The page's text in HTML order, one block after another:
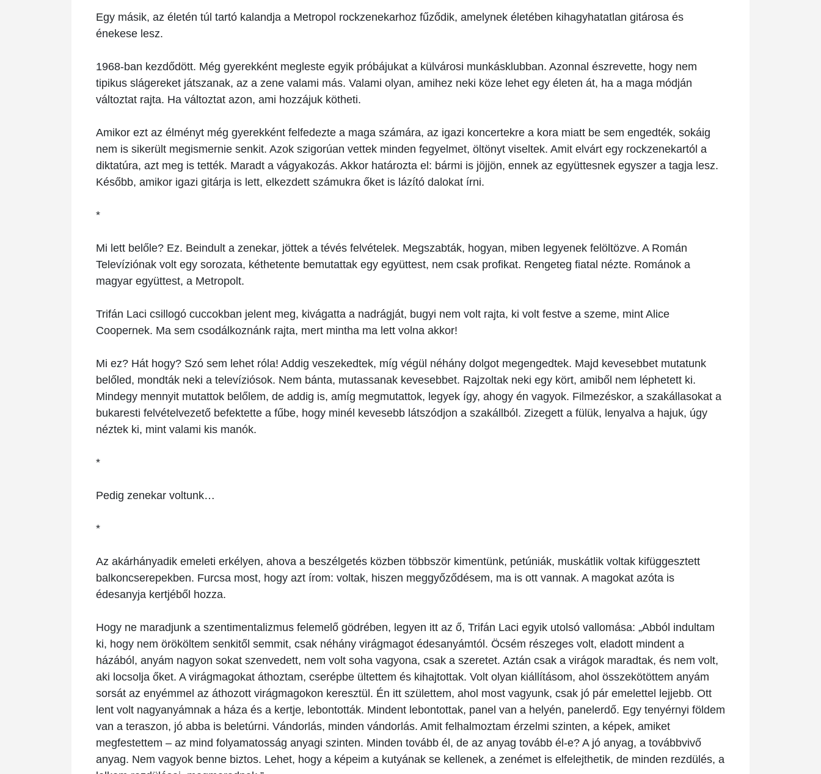
Egy másik, az életén túl tartó kalandja a Metropol rockzenekarhoz fűződik, amelynek életében kihagyhatatlan gitárosa és
énekese lesz.
1968-ban kezdődött. Még gyerekként megleste egyik próbájukat a külvárosi munkásklubban. Azonnal észrevette, hogy nem
tipikus slágereket játszanak, az a zene valami más. Valami olyan, amihez neki köze lehet egy életen át, ha a maga módján
változtat rajta. Ha változtat azon, ami hozzájuk kötheti.
Amikor ezt az élményt még gyerekként felfedezte a maga számára, az igazi koncertekre a kora miatt be sem engedték, sokáig
nem is sikerült megismernie senkit. Azok szigorúan vettek minden fegyelmet, öltönyt viseltek. Amit elvárt egy rockzenekartól a
diktatúra, azt meg is tették. Maradt a vágyakozás. Akkor határozta el: bármi is jöjjön, ennek az együttesnek egyszer a tagja lesz.
Később, amikor igazi gitárja is lett, elkezdett számukra őket is lázító dalokat írni.
*
Mi lett belőle? Ez. Beindult a zenekar, jöttek a tévés felvételek. Megszabták, hogyan, miben legyenek felöltözve. A Román
Televíziónak volt egy sorozata, kéthetente bemutattak egy együttest, nem csak profikat. Rengeteg fiatal nézte. Románok a
magyar együttest, a Metropolt.
Trifán Laci csillogó cuccokban jelent meg, kivágatta a nadrágját, bugyi nem volt rajta, ki volt festve a szeme, mint Alice
Coopernek. Ma sem csodálkoznánk rajta, mert mintha ma lett volna akkor!
Mi ez? Hát hogy? Szó sem lehet róla! Addig veszekedtek, míg végül néhány dolgot megengedtek. Majd kevesebbet mutatunk
belőled, mondták neki a televíziósok. Nem bánta, mutassanak kevesebbet. Rajzoltak neki egy kört, amiből nem léphetett ki.
Mindegy mennyit mutattok belőlem, de addig is, amíg megmutattok, legyek így, ahogy én vagyok. Filmezéskor, a szakállasokat a
bukaresti felvételvezető befektette a fűbe, hogy minél kevesebb látszódjon a szakállból. Zizegett a fülük, lenyalva a hajuk, úgy
néztek ki, mint valami kis manók.
*
Pedig zenekar voltunk…
*
Az akárhányadik emeleti erkélyen, ahova a beszélgetés közben többször kimentünk, petúniák, muskátlik voltak kifüggesztett
balkoncserepekben. Furcsa most, hogy azt írom: voltak, hiszen meggyőződésem, ma is ott vannak. A magokat azóta is
édesanyja kertjéből hozza.
Hogy ne maradjunk a szentimentalizmus felemelő gödrében, legyen itt az ő, Trifán Laci egyik utolsó vallomása: „Abból indultam
ki, hogy nem örököltem senkitől semmit, csak néhány virágmagot édesanyámtól. Öcsém részeges volt, eladott mindent a
házából, anyám nagyon sokat szenvedett, nem volt soha vagyona, csak a szeretet. Aztán csak a virágok maradtak, és nem volt,
aki locsolja őket. A virágmagokat áthoztam, cserépbe ültettem és kihajtottak. Volt olyan kiállításom, ahol összekötöttem anyám
sorsát az enyémmel az áthozott virágmagokon keresztül. Én itt születtem, ahol most vagyunk, csak jó pár emelettel lejjebb. Ott
lent volt nagyanyámnak a háza és a kertje, lebontották. Mindent lebontottak, panel van a helyén, panelerdő. Egy tenyérnyi földem
van a teraszon, jó abba is beletúrni. Vándorlás, minden vándorlás. Amit felhalmoztam érzelmi szinten, a képek, amiket
megfestettem – az mind folyamatosság anyagi szinten. Minden tovább él, de az anyag tovább él-e? A jó anyag, a továbbvivő
anyag. Nem vagyok benne biztos. Lehet, hogy a képeim a kutyának se kellenek, a zenémet is elfelejthetik, de minden rezdülés, a